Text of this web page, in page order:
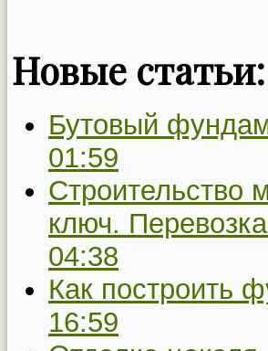
Новые статьи:
Бутовый
01:59
Строительство
ключ.
04:38
Как построить
16:59